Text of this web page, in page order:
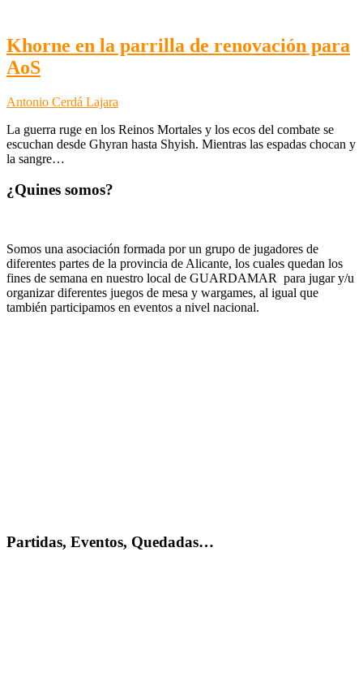
Khorne en la parrilla de renovación para
AoS
Antonio Cerdá Lajara
La guerra ruge en los Reinos Mortales y los ecos del combate se
escuchan desde Ghyran hasta Shyish. Mientras las espadas chocan y
la sangre…
¿Quines somos?
Somos una asociación formada por un grupo de jugadores de
diferentes partes de la provincia de Alicante, los cuales quedan los
fines de semana en nuestro local de GUARDAMAR para jugar y/u
organizar diferentes juegos de mesa y wargames, al igual que
también participamos en eventos a nivel nacional.
Partidas, Eventos, Quedadas…